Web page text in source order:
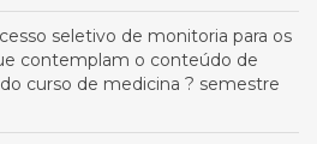
seletivo de monitoria para os
contemplam o conteúdo de
curso de medicina ? semestre